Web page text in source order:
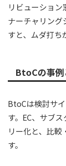
リビューション
ナーチャリン
すと、ムダ打ち
BtoCの事
BtoCは検討サ
す。EC、サブ
リー化と、比
す。